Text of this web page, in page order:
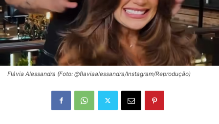
Flávia Alessandra (Foto: @flaviaalessandra/Instagram/Reprodução)